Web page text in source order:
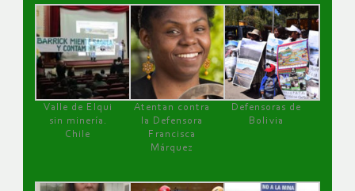
Valle de Elqui
sin minería.
Chile
Atentan contra
la Defensora
Francisca
Márquez
Defensoras de
Bolivia